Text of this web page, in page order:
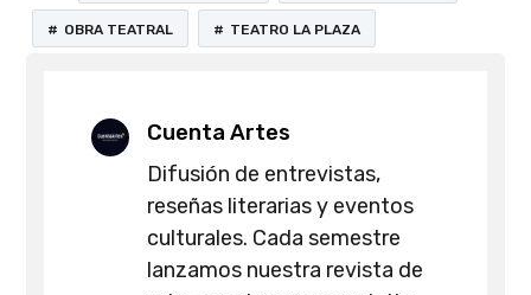
OBRA TEATRAL TEATRO LA PLAZA
Cuenta Artes
Difusión de entrevistas,
reseñas literarias y eventos
culturales. Cada semestre
lanzamos nuestra revista de